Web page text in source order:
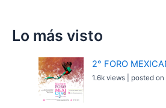
Lo más visto
2° FORO
1.6k views posted